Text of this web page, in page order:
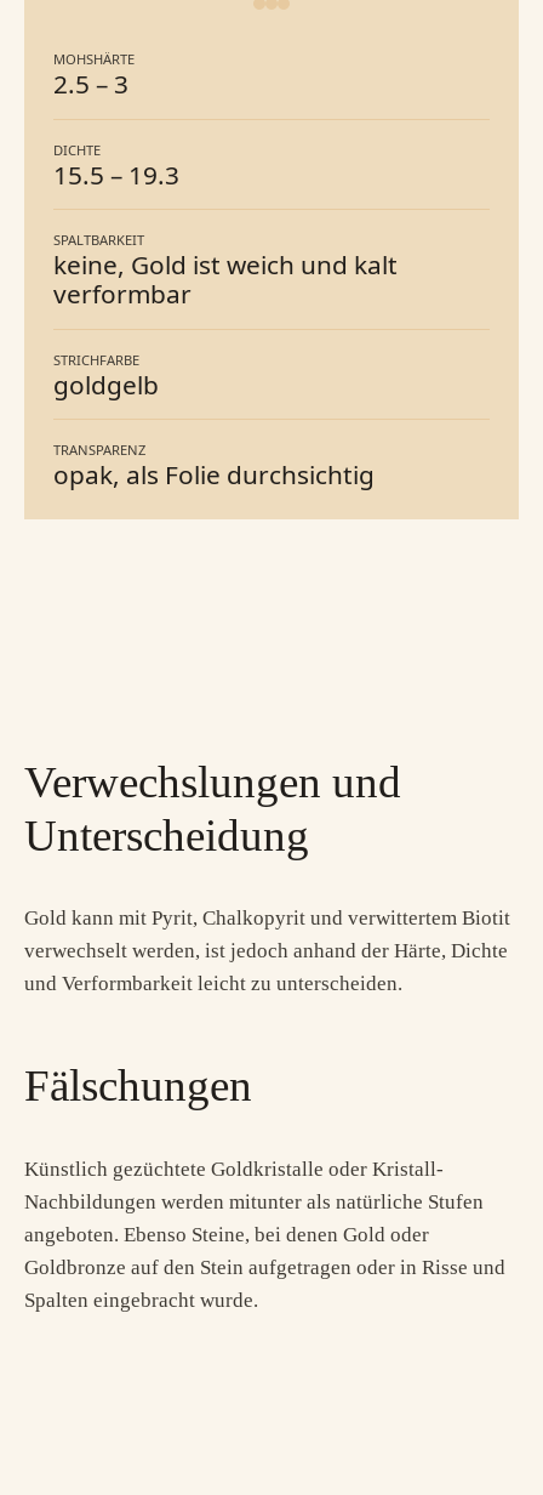
MOHSHÄRTE
2.5 – 3
DICHTE
15.5 – 19.3
SPALTBARKEIT
keine, Gold ist weich und kalt
verformbar
STRICHFARBE
goldgelb
TRANSPARENZ
opak, als Folie durchsichtig
Verwechslungen und
Unterscheidung
Gold kann mit Pyrit, Chalkopyrit und verwittertem Biotit
verwechselt werden, ist jedoch anhand der Härte, Dichte
und Verformbarkeit leicht zu unterscheiden.
Fälschungen
Künstlich gezüchtete Goldkristalle oder Kristall-
Nachbildungen werden mitunter als natürliche Stufen
angeboten. Ebenso Steine, bei denen Gold oder
Goldbronze auf den Stein aufgetragen oder in Risse und
Spalten eingebracht wurde.